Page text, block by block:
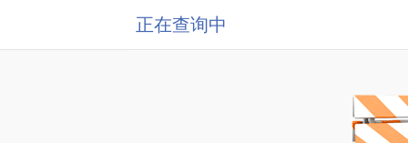
正在查询中